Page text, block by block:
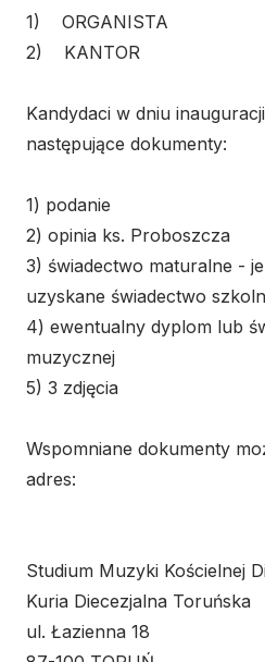
KURIA
Kuria Diecezjalna
Sąd Biskupi
Konta bankowe
CENTRUM MEDIALNE
Biuro
„GŁOS Z TORUNIA"
Redakcja
Archiwum
KONTAKT
Dane kurii
Franciszkański Zakon
Świeckich
Bractwo św. Józefa
1) ORGANISTA
2) KANTOR
Kandydaci w dniu
następujące dokumenty:
1) podanie
2) opinia ks. Proboszcza
3) świadectwo maturalne -
uzyskane świadectwo
4) ewentualny dyplom lub
muzycznej
5) 3 zdjęcia
Wspomniane dokumenty
adres:
Studium Muzyki Kościelnej
Kuria Diecezjalna Toruńska
ul. Łazienna 18